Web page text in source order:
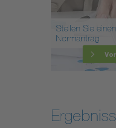
Stellen Sie einen
Normantrag